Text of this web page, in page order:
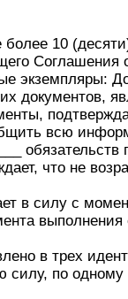
более 10
Соглашения
экземпляры:
документов,
всю
обязательств
что не
в силу с
выполнения
в трех
по одному